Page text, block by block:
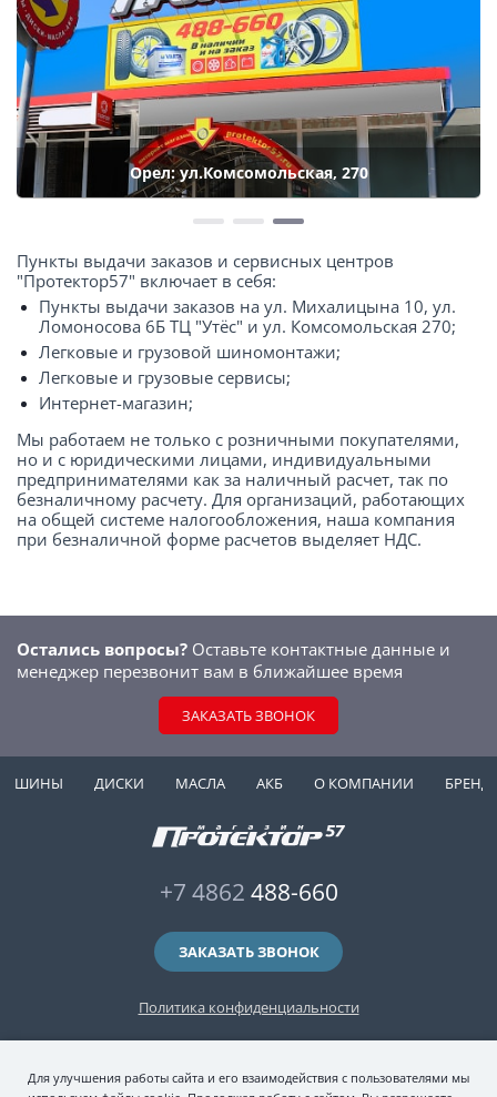
Орел: ул.Комсомольская, 270
Пункты выдачи заказов и сервисных центров
"Протектор57" включает в себя:
Пункты выдачи заказов на ул. Михалицына 10, ул.
Ломоносова 6Б ТЦ "Утёс" и ул. Комсомольская 270;
Легковые и грузовой шиномонтажи;
Легковые и грузовые сервисы;
Интернет-магазин;
Мы работаем не только с розничными покупателями,
но и с юридическими лицами, индивидуальными
предпринимателями как за наличный расчет, так по
безналичному расчету. Для организаций, работающих
на общей системе налогообложения, наша компания
при безналичной форме расчетов выделяет НДС.
Остались вопросы? Оставьте контактные данные и
менеджер перезвонит вам в ближайшее время
ЗАКАЗАТЬ ЗВОНОК
ШИНЫ ДИСКИ МАСЛА АКБ О КОМПАНИИ
Политика конфиденциальности
+7 4862 488-660
ЗАКАЗАТЬ ЗВОНОК
2006-2026 © интернет-магазин "Протектор 57" — автомобильные шины
(зимние и летние шины), колесные диски, шиномонтаж и хранение шин.
Для улучшения работы сайта и его взаимодействия с пользователями мы